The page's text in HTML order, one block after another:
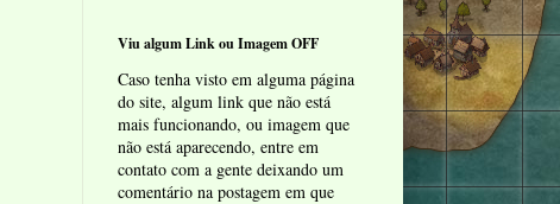
Viu algum Link ou Imagem OFF
Caso tenha visto em alguma página
do site, algum link que não está
mais funcionando, ou imagem que
não está aparecendo, entre em
contato com a gente deixando um
comentário na postagem em que